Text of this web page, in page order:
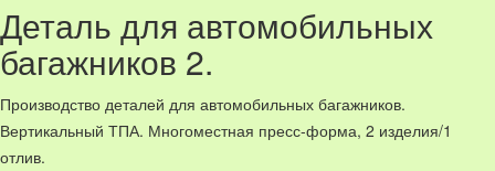
Деталь для автомобильных
багажников 2.
Производство деталей для автомобильных багажников.
Вертикальный ТПА. Многоместная пресс-форма, 2 изделия/1
отлив.